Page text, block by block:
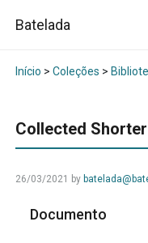
Batelada
Início > Coleções >
Collected
26/03/2021 by
Documento